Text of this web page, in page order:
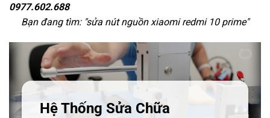
0977.602.688
Bạn đang tìm: "sửa nút nguồn xiaomi redmi 10 prime"
Hệ Thống Sửa Chữa